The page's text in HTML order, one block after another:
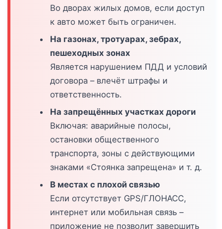
Во дворах жилых домов, если доступ
к авто может быть ограничен.
На газонах, тротуарах, зебрах,
пешеходных зонах
Является нарушением ПДД и условий
договора – влечёт штрафы и
ответственность.
На запрещённых участках дороги
Включая: аварийные полосы,
остановки общественного
транспорта, зоны с действующими
знаками «Стоянка запрещена» и т. д.
В местах с плохой связью
Если отсутствует GPS/ГЛОНАСС,
интернет или мобильная связь –
приложение не позволит завершить